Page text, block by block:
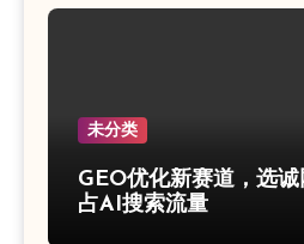
未分类
GEO优化新赛道，选
占AI搜索流量